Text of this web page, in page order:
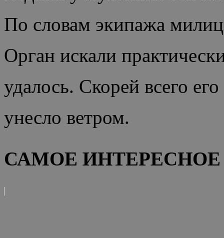
По словам экипажа
Орган искали
удалось. Скорей всего
унесло ветром.
САМОЕ ИНТЕРЕСНОЕ